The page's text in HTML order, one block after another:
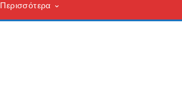
Περισσότερα